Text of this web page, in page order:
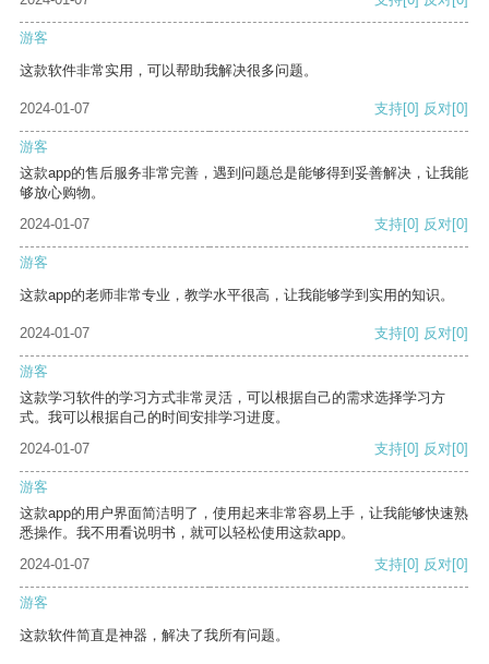
游客
这款软件非常实用，可以帮助我解决很多问题。
2024-01-07 支持[0] 反对[0]
游客
这款app的售后服务非常完善，遇到问题总是能够得到妥善解决，让我能
够放心购物。
2024-01-07
支持[0] 反对[0]
游客
这款app的老师非常专业，教学水平很高，让我能够学到实用的知识。
2024-01-07 支持[0] 反对[0]
游客
这款学习软件的学习方式非常灵活，可以根据自己的需求选择学习方
式。我可以根据自己的时间安排学习进度。
2024-01-07
支持[0] 反对[0]
游客
这款app的用户界面简洁明了，使用起来非常容易上手，让我能够快速熟
悉操作。我不用看说明书，就可以轻松使用这款app。
2024-01-07
支持[0] 反对[0]
游客
这款软件简直是神器，解决了我所有问题。